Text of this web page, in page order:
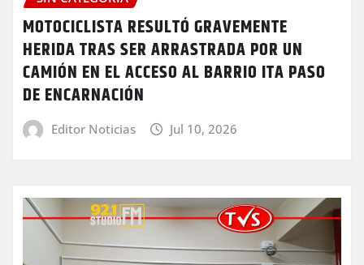
MOTOCICLISTA RESULTÓ GRAVEMENTE
HERIDA TRAS SER ARRASTRADA POR UN
CAMIÓN EN EL ACCESO AL BARRIO ITA PASO
DE ENCARNACIÓN
Editor Noticias Jul 10, 2026